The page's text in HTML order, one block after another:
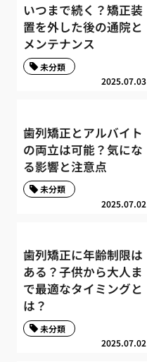
いつまで続く？矯正装
置を外した後の通院と
メンテナンス
2025.07.03
未分類
歯列矯正とアルバイト
の両立は可能？気にな
る影響と注意点
2025.07.02
未分類
歯列矯正に年齢制限は
ある？子供から大人ま
で最適なタイミングと
は？
2025.07.02
未分類